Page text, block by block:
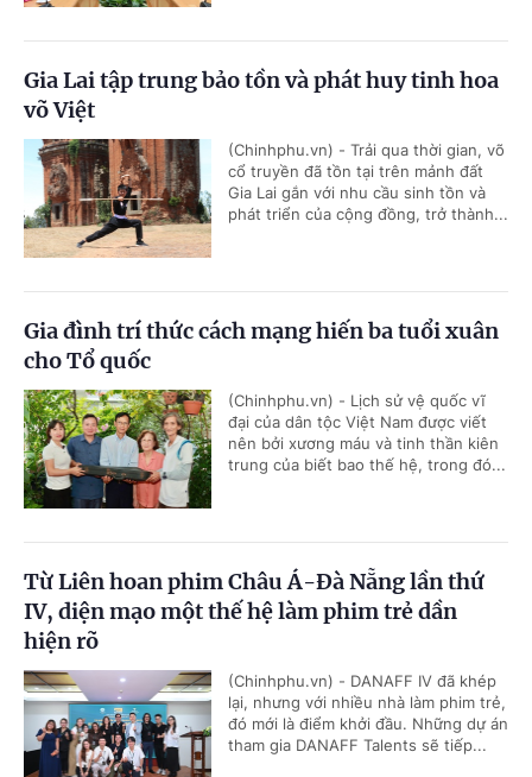
Gia Lai tập trung bảo tồn và phát huy tinh hoa
võ Việt
(Chinhphu.vn) - Trải qua thời gian, võ
cổ truyền đã tồn tại trên mảnh đất
Gia Lai gắn với nhu cầu sinh tồn và
phát triển của cộng đồng, trở thành...
Gia đình trí thức cách mạng hiến ba tuổi xuân
cho Tổ quốc
(Chinhphu.vn) - Lịch sử vệ quốc vĩ
đại của dân tộc Việt Nam được viết
nên bởi xương máu và tinh thần kiên
trung của biết bao thế hệ, trong đó...
Từ Liên hoan phim Châu Á-Đà Nẵng lần thứ
IV, diện mạo một thế hệ làm phim trẻ dần
hiện rõ
(Chinhphu.vn) - DANAFF IV đã khép
lại, nhưng với nhiều nhà làm phim trẻ,
đó mới là điểm khởi đầu. Những dự án
tham gia DANAFF Talents sẽ tiếp...